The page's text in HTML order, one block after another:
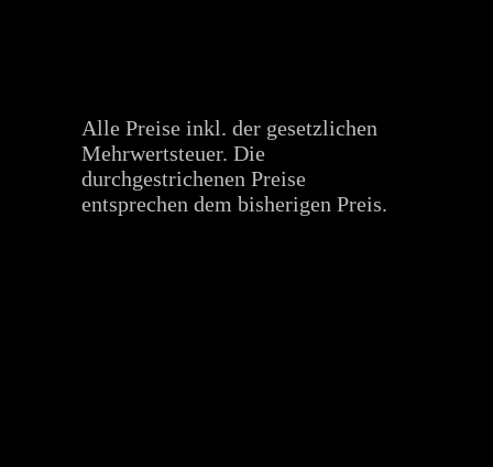
Alle Preise inkl. der gesetzlichen
Mehrwertsteuer. Die
durchgestrichenen Preise
entsprechen dem bisherigen Preis.